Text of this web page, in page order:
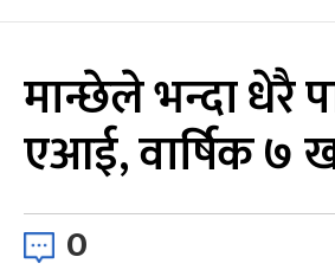
मान्छेले भन्दा धेरै
एआई, वार्षिक ७
0